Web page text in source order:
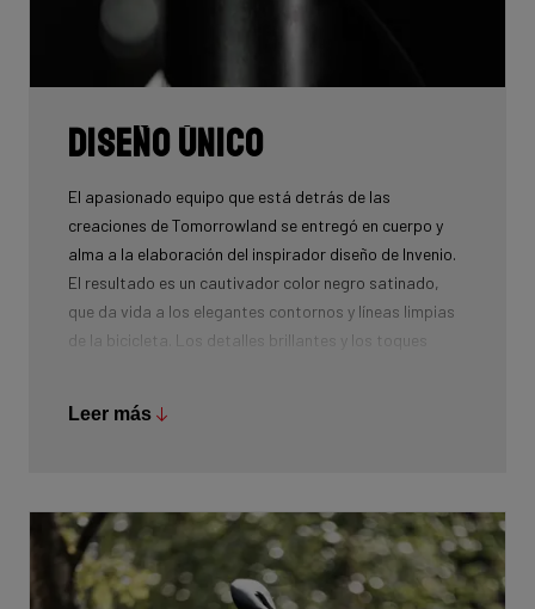
Diseño único
El apasionado equipo que está detrás de las
creaciones de Tomorrowland se entregó en cuerpo y
alma a la elaboración del inspirador diseño de Invenio.
El resultado es un cautivador color negro satinado,
que da vida a los elegantes contornos y líneas limpias
de la bicicleta. Los detalles brillantes y los toques
de la Gente del Mañana.
moto imita con gracia el movimiento fluido de Amare,
el pájaro mítico que simboliza el espíritu de exploración
y el viaje sin límites en el universo de Tomorrowland.
Estos profundos valores se entrelazan
Leer más